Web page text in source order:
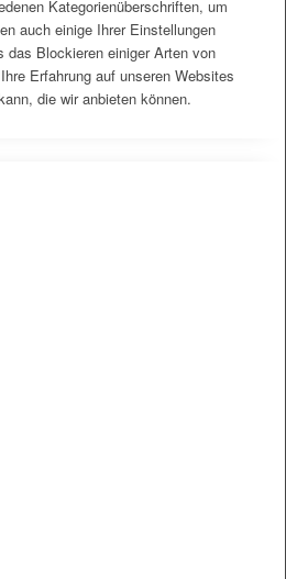
Kategorienüberschriften, um
auch einige Ihrer Einstellungen
das Blockieren einiger Arten von
Erfahrung auf unseren Websites
die wir anbieten können.